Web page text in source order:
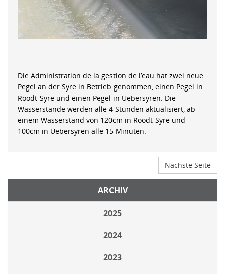
Die Administration de la gestion de l’eau hat zwei neue
Pegel an der Syre in Betrieb genommen, einen Pegel in
Roodt-Syre und einen Pegel in Uebersyren. Die
Wasserstände werden alle 4 Stunden aktualisiert, ab
einem Wasserstand von 120cm in Roodt-Syre und
100cm in Uebersyren alle 15 Minuten.
Nächste Seite
ARCHIV
2025
2024
2023